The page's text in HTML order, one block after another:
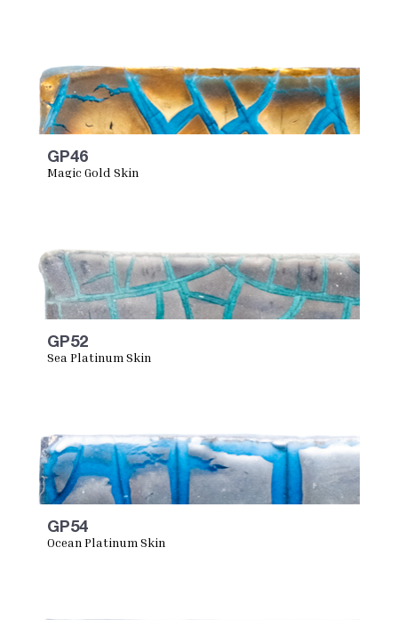
GP46
Magic Gold Skin
GP52
Sea Platinum Skin
GP54
Ocean Platinum Skin